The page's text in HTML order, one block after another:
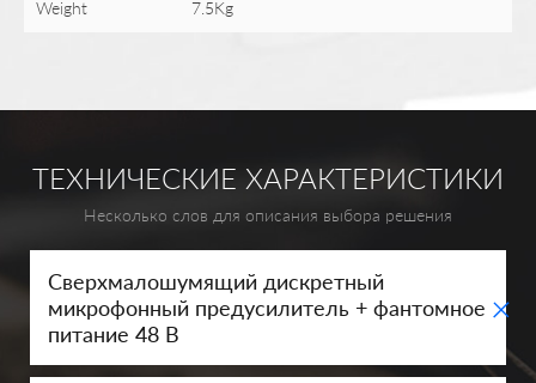
Weight 7.5Kg
ТЕХНИЧЕСКИЕ ХАРАКТЕРИСТИКИ
Несколько слов для описания выбора решения
Сверхмалошумящий дискретный
микрофонный предусилитель + фантомное
питание 48 В
+